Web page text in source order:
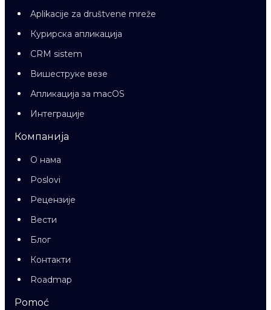
Aplikacije za društvene mreže
Курирска апликација
CRM sistem
Вишеструке везе
Апликација за macOS
Интеграције
Компанија
О нама
Poslovi
Рецензије
Вести
Блог
Контакти
Roadmap
Pomoć